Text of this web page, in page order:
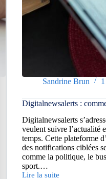
Sandrine Brun
Digitalnewsalerts :
Digitalnewsalerts
veulent suivre l’actualité
temps. Cette plateforme
des notifications ciblées
comme la politique, le
sport.…
Lire la suite